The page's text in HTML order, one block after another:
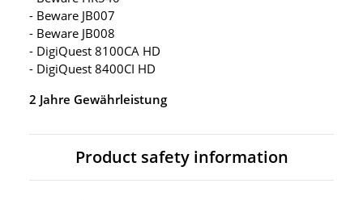
- Beware JB007
- Beware JB008
- DigiQuest 8100CA HD
- DigiQuest 8400CI HD
2 Jahre Gewährleistung
Product safety information